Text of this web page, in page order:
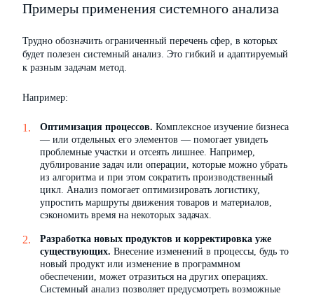
Примеры применения системного анализа
Трудно обозначить ограниченный перечень сфер, в которых
будет полезен системный анализ. Это гибкий и адаптируемый
к разным задачам метод.
Например:
Оптимизация процессов. Комплексное изучение бизнеса
— или отдельных его элементов — помогает увидеть
проблемные участки и отсеять лишнее. Например,
дублирование задач или операции, которые можно убрать
из алгоритма и при этом сократить производственный
цикл. Анализ помогает оптимизировать логистику,
упростить маршруты движения товаров и материалов,
сэкономить время на некоторых задачах.
Разработка новых продуктов и корректировка уже
существующих. Внесение изменений в процессы, будь то
новый продукт или изменение в программном
обеспечении, может отразиться на других операциях.
Системный анализ позволяет предусмотреть возможные